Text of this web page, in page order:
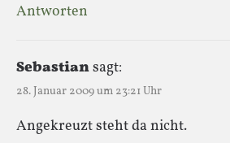
Antworten
Sebastiansagt:
28. Januar 2009 um 23:21 Uhr
Angekreuzt steht da nicht.